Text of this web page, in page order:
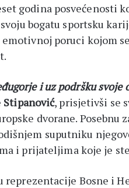
godina posvećenosti
bogatu sportsku
poruci kojom
i uz podršku
Stipanović, prisjetivši se
dvorane.
suputniku
i prijateljima koje je
reprezentacije Bosne i